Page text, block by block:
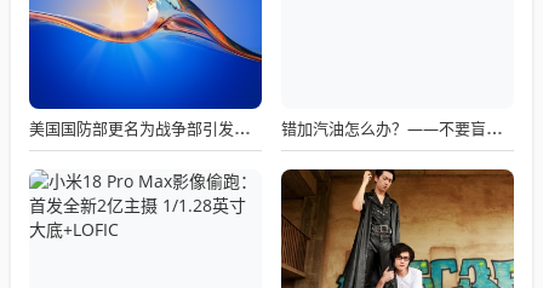
美国国防部更名为战争部引发关注热议 错加汽油怎么办？——不要盲目混合使用不同标号汽油